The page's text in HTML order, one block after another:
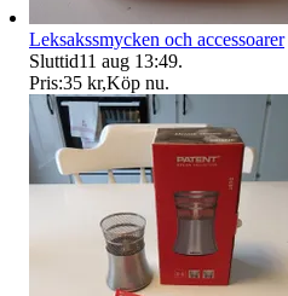
Leksakssmycken och accessoarer
Sluttid11 aug 13:49.
Pris:35 kr,Köp nu.